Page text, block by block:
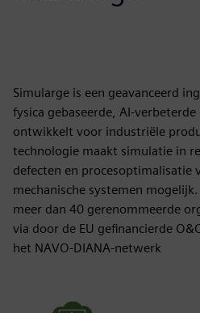
Simularge is een geavanceerd
fysica gebaseerde, AI-
ontwikkelt voor industriële
technologie maakt simulatie in
defecten en procesoptimalisatie
mechanische systemen
meer dan 40 gerenommeerde
via door de EU gefinancierde
het NAVO-DIANA-netwerk